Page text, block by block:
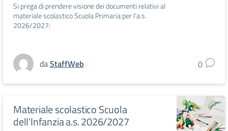
Si prega di prendere visione dei documenti relativi al
materiale scolastico Scuola Primaria per l’a.s.
2026/2027:
daStaffWeb 0
Materiale scolastico Scuola
dell’Infanzia a.s. 2026/2027